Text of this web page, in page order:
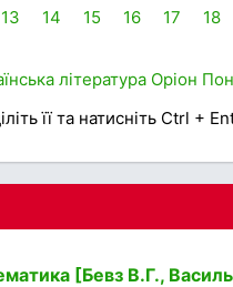
13 14 15 16 17 18
література Оріон
її та натисніть Ctrl +
[Бевз В.Г.,